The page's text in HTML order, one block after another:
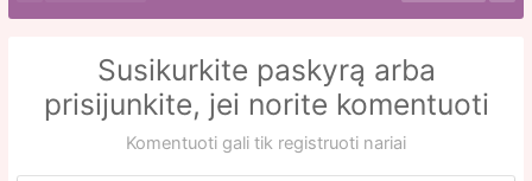
Susikurkite paskyrą arba
prisijunkite, jei norite komentuoti
Komentuoti gali tik registruoti nariai